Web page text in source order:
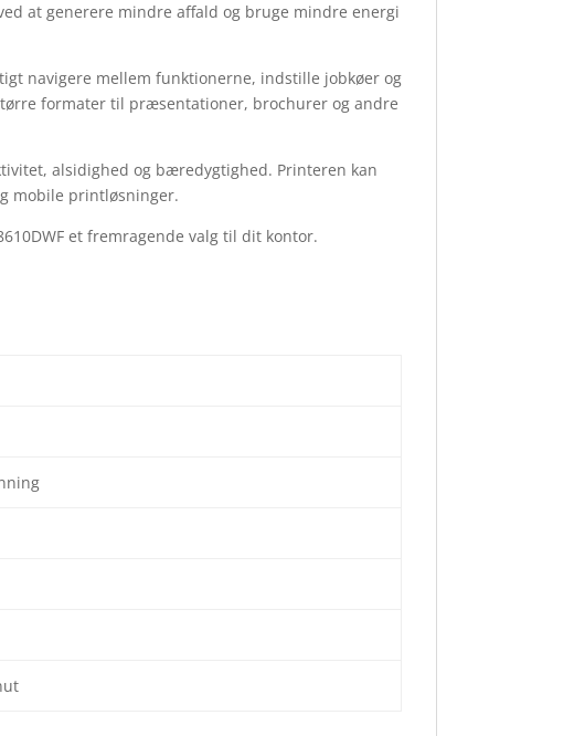
at generere mindre affald og bruge mindre energi
navigere mellem funktionerne, indstille jobkøer og
formater til præsentationer, brochurer og andre
alsidighed og bæredygtighed. Printeren kan
mobile printløsninger.
et fremragende valg til dit kontor.